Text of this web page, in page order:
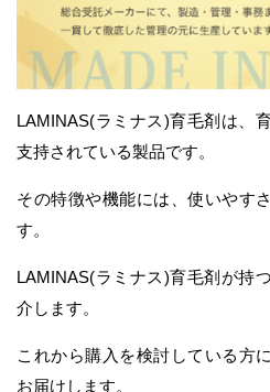
LAMINAS(ラミナス)育毛剤は、
支持されている製品です。
その特徴や機能には、使いやす
す。
LAMINAS(ラミナス)育毛剤が持
介します。
これから購入を検討している方
お届けします。